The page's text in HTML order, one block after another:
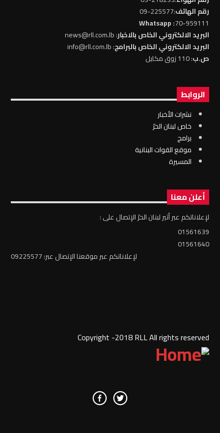
رقم الهاتف:225577-09
70-959111
: Whatsapp
البريد الالكتروني الخاص بالاخبار: news@rll.com.lb
البريد الالكتروني الخاص بالبرامج: info@rll.com.lb
ص.ب: 110 زوق مكايل
الروابط
نشرات الأخبار
خاص لبنان الحرّ
برامج
موقع القوات البنانية
المسيرة
أعلن معنا
لإعلاناتكم عبر أثير لبنان الحرّ الإتصال على :
01561639
01561640
لإعلاناتكم عبر موقعنا الإتصال عبر: 09225577
Copyright -2018 RLL All rights reserved